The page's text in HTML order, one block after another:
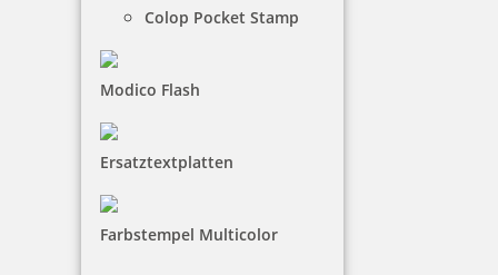
Colop Pocket Stamp
Modico Flash
Ersatztextplatten
Farbstempel Multicolor
€+
TRODAT STEMPEL - KATEGORIEN